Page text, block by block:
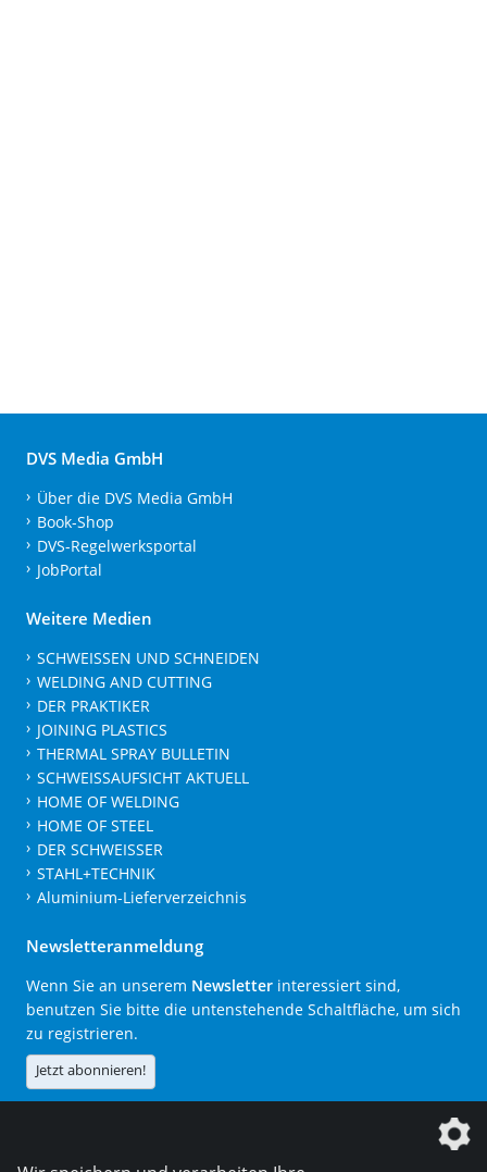
DVS Media GmbH
Über die DVS Media GmbH
Book-Shop
DVS-Regelwerksportal
JobPortal
Weitere Medien
SCHWEISSEN UND SCHNEIDEN
WELDING AND CUTTING
DER PRAKTIKER
JOINING PLASTICS
THERMAL SPRAY BULLETIN
SCHWEISSAUFSICHT AKTUELL
HOME OF WELDING
HOME OF STEEL
DER SCHWEISSER
STAHL+TECHNIK
Aluminium-Lieferverzeichnis
Newsletteranmeldung
Wenn Sie an unserem Newsletter interessiert sind,
benutzen Sie bitte die untenstehende Schaltfläche, um sich
zu registrieren.
Jetzt abonnieren!
Die DVS Media GmbH ist ein Unternehmen der